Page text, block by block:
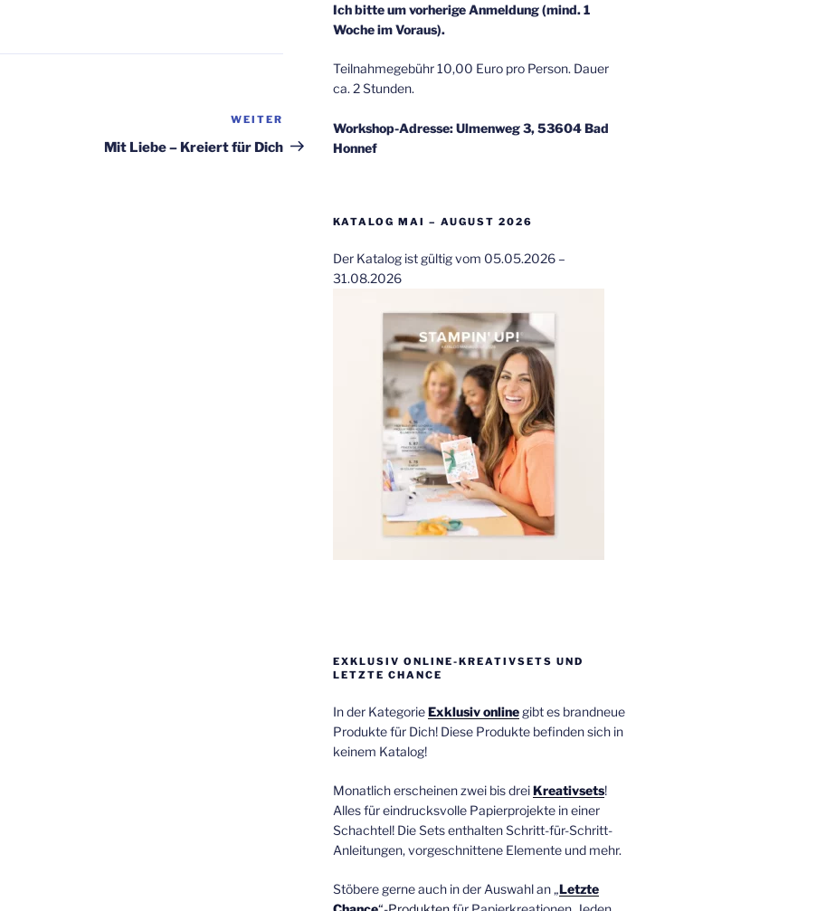
Nächster
Beitrag
WEITER
Mit Liebe – Kreiert für Dich
Ich bitte um vorherige Anmeldung (mind. 1
Woche im Voraus).
Teilnahmegebühr 10,00 Euro pro Person. Dauer
ca. 2 Stunden.
Workshop-Adresse: Ulmenweg 3, 53604 Bad
Honnef
KATALOG MAI – AUGUST 2026
Der Katalog ist gültig vom 05.05.2026 –
31.08.2026
EXKLUSIV ONLINE-KREATIVSETS UND
LETZTE CHANCE
In der KategorieExklusiv onlinegibt es brandneue
Produkte für Dich! Diese Produkte befinden sich in
keinem Katalog!
Monatlich erscheinen zwei bis drei Kreativsets!
Alles für eindrucksvolle Papierprojekte in einer
Schachtel! Die Sets enthalten Schritt-für-Schritt-
Anleitungen, vorgeschnittene Elemente und mehr.
Stöbere gerne auch in der Auswahl an „Letzte